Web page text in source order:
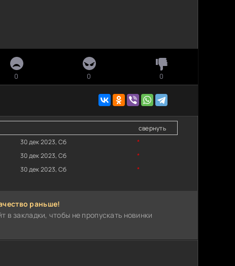
0 0 0
свернуть
30 дек 2023, Сб
*
30 дек 2023, Сб
*
30 дек 2023, Сб *
раньше!
закладки, чтобы не пропускать новинки